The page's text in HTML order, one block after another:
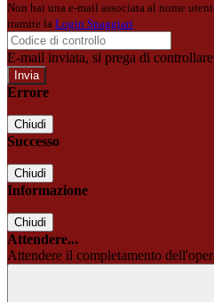
Non hai una e-mail associata al nome
tramite la Login Spaggiari
E-mail inviata, si prega di
Errore
Chiudi
Successo
Chiudi
Informazione
Chiudi
Attendere...
Attendere il completamento